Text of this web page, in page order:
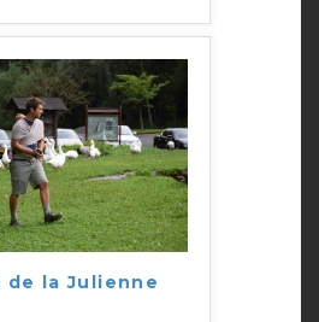
de la Julienne